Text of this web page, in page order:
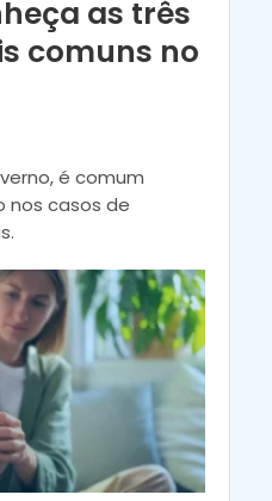
as três
comuns no
é comum
nos casos de